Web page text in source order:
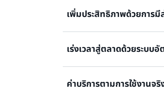
สร้างอินเทอร์เฟซเสียงและข้
นำเสนอโซลูชันแบบ end-to-
สร้าง เผยแพร่ปรับใช้ และตร
ใช้สามารถทำงานให้เสร็จสม
ตัวเลือกเพิ่มเติมแก่ผู้ใช้ในกา
เพิ่มประสิทธิภาพด้วยการ
ปรับใช้แชทบอท AI แบบข้อค
แชท เช่น Facebook
Lex ผสานรวมเข้ากับ
เคลื่อนด้วย AI ของ AWS เพื่
กับคำถามของลูกค้าทุกช่องทา
เร่งเวลาสู่ตลาดด้วยระบบ
นักพัฒนาของคุณสามารถสร้า
เขาสามารถให้คำอธิบายภาษ
ค่าบริการตามการใช้งานจริ